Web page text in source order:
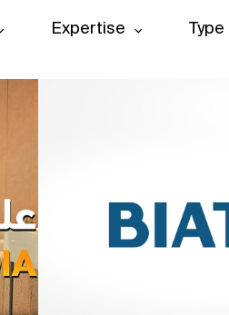
Expertise Type
Web, Intranet et Extranet